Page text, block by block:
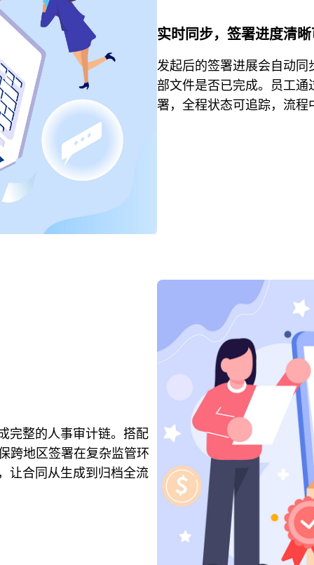
实时同步，签署进度清
发起后的签署进展会自动
部文件是否已完成。员工
署，全程状态可追踪，流
完整的人事审计链。搭配
跨地区签署在复杂监管环
让合同从生成到归档全流